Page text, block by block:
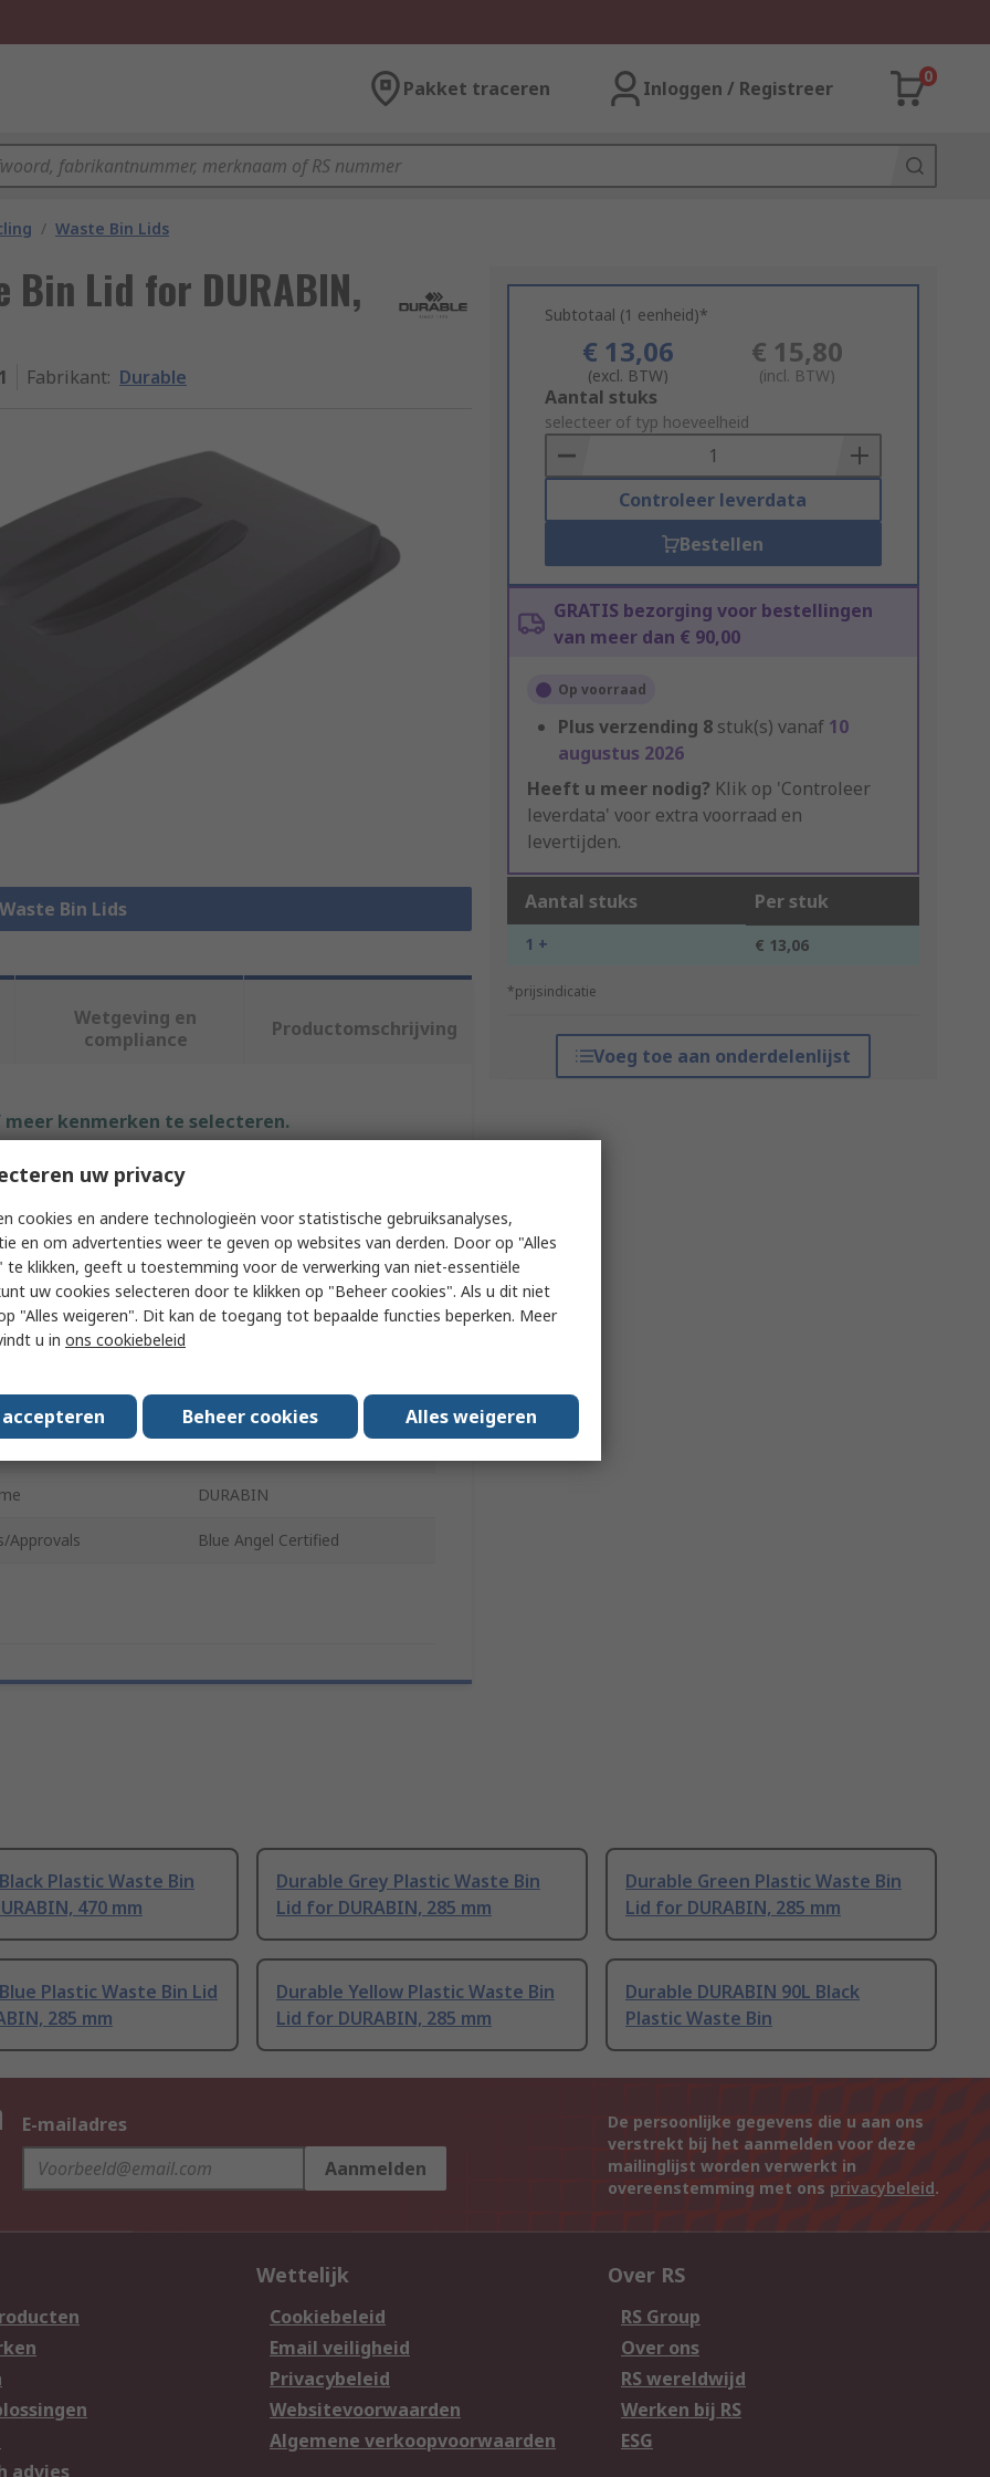
Pakket traceren Inloggen / Registreer
0
/ Waste Bin Lids
Lid for DURABIN,
Fabrikant: Durable
Bin Lids
Subtotaal (1 eenheid)*
€ 13,06
(excl. BTW)
€ 15,80
(incl. BTW)
Add
to
Basket
Aantal stuks
selecteer of typ hoeveelheid
Controleer leverdata
Bestellen
GRATIS bezorging voor bestellingen
van meer dan € 90,00
Op voorraad
Plus verzending 8 stuk(s) vanaf 10
augustus 2026
Heeft u meer nodig? Klik op 'Controleer
leverdata' voor extra voorraad en
levertijden.
Aantal stuks Per stuk
1 + € 13,06
*prijsindicatie
Voeg toe aan onderdelenlijst
Wetgeving en
compliance
Productomschrijving
kenmerken te selecteren.
Durable
Black
Waste Bin Lid
DURABIN
Approvals Blue Angel Certified
Plastic Waste Bin
470 mm
Durable Grey Plastic Waste Bin
Lid for DURABIN, 285 mm
Durable Green Plastic Waste Bin
Lid for DURABIN, 285 mm
Plastic Waste Bin Lid
285 mm
Durable Yellow Plastic Waste Bin
Lid for DURABIN, 285 mm
Durable DURABIN 90L Black
Plastic Waste Bin
E-mailadres
Aanmelden
De persoonlijke gegevens die u aan ons
verstrekt bij het aanmelden voor deze
mailinglijst worden verwerkt in
overeenstemming met ons privacybeleid.
advies
Wettelijk
Cookiebeleid
Email veiligheid
Privacybeleid
Websitevoorwaarden
Algemene verkoopvoorwaarden
Over RS
RS Group
Over ons
RS wereldwijd
Werken bij RS
ESG
uw privacy
cookies en andere technologieën voor statistische gebruiksanalyses,
en om advertenties weer te geven op websites van derden. Door op "Alles
te klikken, geeft u toestemming voor de verwerking van niet-essentiële
uw cookies selecteren door te klikken op "Beheer cookies". Als u dit niet
"Alles weigeren". Dit kan de toegang tot bepaalde functies beperken. Meer
u in ons cookiebeleid
Beheer cookies Alles weigeren